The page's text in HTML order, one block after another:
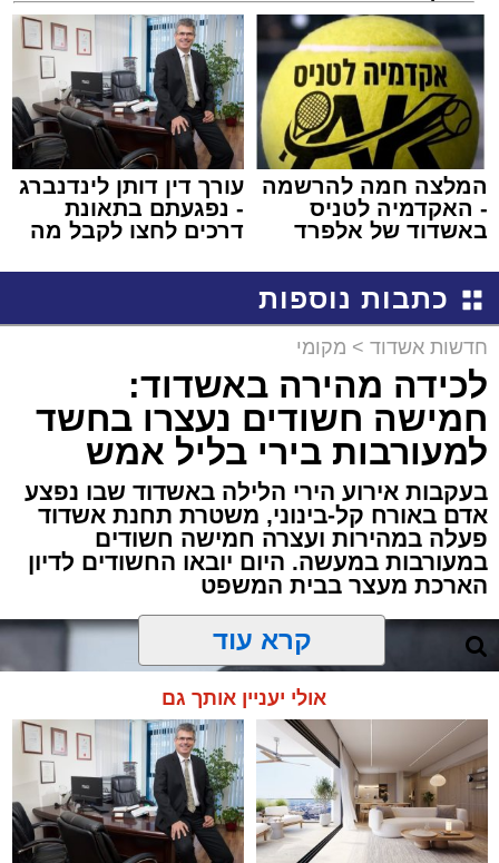
שמגישים הצעה לדירה
באשדוד
למכירה באשדוד >>>
המלצה חמה להרשמה
- האקדמיה לטניס
באשדוד של אלפרד
עורך דין דותן לינדנברג
- נפגעתם בתאונת
דרכים לחצו לקבל מה
כתבות נוספות
חדשות אשדוד > מקומי
לכידה מהירה באשדוד:
חמישה חשודים נעצרו בחשד
למעורבות בירי בליל אמש
בעקבות אירוע הירי הלילה באשדוד שבו נפצע
אדם באורח קל-בינוני, משטרת תחנת אשדוד
פעלה במהירות ועצרה חמישה חשודים
במעורבות במעשה. היום יובאו החשודים לדיון
הארכת מעצר בבית המשפט
קרא עוד
אולי יעניין אותך גם